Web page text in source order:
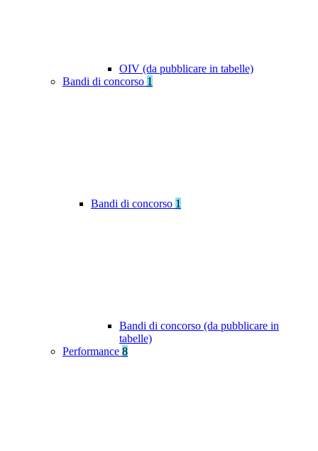
OIV (da pubblicare in tabelle)
Bandi di concorso 1
Bandi di concorso 1
Bandi di concorso (da pubblicare in
tabelle)
Performance 8